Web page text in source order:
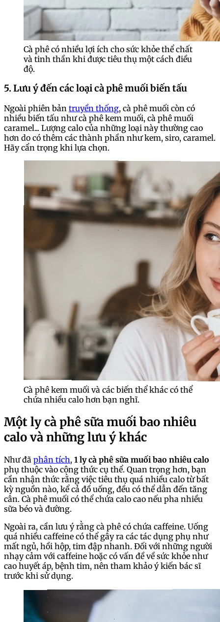
Cà phê có nhiều lợi ích cho sức khỏe thể chất
và tinh thần khi được tiêu thụ một cách điều
độ.
5. Lưu ý đến các loại cà phê muối biến tấu
Ngoài phiên bản truyền thống, cà phê muối còn có
nhiều biến tấu như cà phê kem muối, cà phê muối
caramel... Lượng calo của những loại này thường cao
hơn do có thêm các thành phần như kem, siro, caramel.
Hãy cẩn trọng khi lựa chọn.
Cà phê kem muối và các biến thể khác có thể
chứa nhiều calo hơn bạn nghĩ.
Một ly cà phê sữa muối bao nhiêu
calo và những lưu ý khác
Như đã phân tích, 1 ly cà phê sữa muối bao nhiêu calo
phụ thuộc vào công thức cụ thể. Quan trọng hơn, bạn
cần nhận thức rằng việc tiêu thụ quá nhiều calo từ bất
kỳ nguồn nào, kể cả đồ uống, đều có thể dẫn đến tăng
cân. Cà phê muối có thể chứa calo cao nếu pha nhiều
sữa béo và đường.
Ngoài ra, cần lưu ý rằng cà phê có chứa caffeine. Uống
quá nhiều caffeine có thể gây ra các tác dụng phụ như
mất ngủ, hồi hộp, tim đập nhanh. Đối với những người
nhạy cảm với caffeine hoặc có vấn đề về sức khỏe như
cao huyết áp, bệnh tim, nên tham khảo ý kiến bác sĩ
trước khi sử dụng.